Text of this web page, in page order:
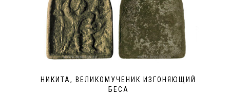
НИКИТА, ВЕЛИКОМУЧЕНИК ИЗГОНЯЮЩИЙ
БЕСА